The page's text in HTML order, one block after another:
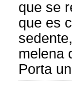
que se
que es
melena
Porta